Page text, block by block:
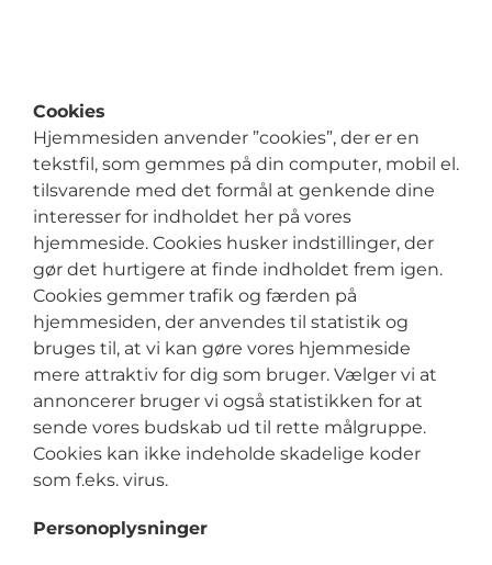
Tilskud erhverv
Serviceeftersyn
Din garanti
Nyheder
Sponsor for
Om
Cookies
Hjemmesiden anvender ”cookies”, der er en
tekstfil, som gemmes på din computer, mobil el.
tilsvarende med det formål at genkende dine
interesser for indholdet her på vores
hjemmeside. Cookies husker indstillinger, der
gør det hurtigere at finde indholdet frem igen.
Cookies gemmer trafik og færden på
hjemmesiden, der anvendes til statistik og
bruges til, at vi kan gøre vores hjemmeside
mere attraktiv for dig som bruger. Vælger vi at
annoncerer bruger vi også statistikken for at
sende vores budskab ud til rette målgruppe.
Cookies kan ikke indeholde skadelige koder
som f.eks. virus.
Personoplysninger